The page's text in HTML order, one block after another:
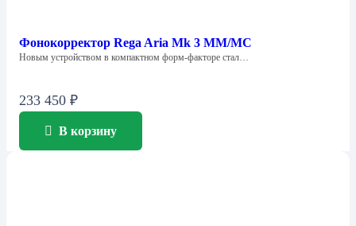
Фонокорректор Rega Aria Mk 3 MM/MC
Новым устройством в компактном форм-факторе стал…
233 450 ₽
В корзину